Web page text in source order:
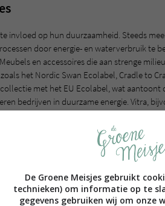
invloed op hun duurzaamheid. Steeds
door energie- en waterverbruik te
en accessoires die aan strenge
het Nordic Swan Ecolabel, Cradle to
met het EU Ecolabel, wat aantoont
bedrijven in duurzame energie. Vitra,
stroomvoorziening, en sinds 2016 draait
energie. Heb jij wel eens op deze labels
producten
het gaat ook om eerlijke en sociale
die sociale duurzaamheid waarborgen,
De Groene Meisjes gebruikt
technieken) om informatie op te
gegevens gebruiken wij om onze